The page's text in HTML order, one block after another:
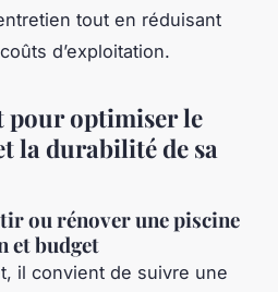
tout en réduisant
d’exploitation.
pour optimiser le
la durabilité de sa
ou rénover une piscine
et budget
il convient de suivre une